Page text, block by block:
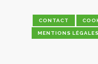
CONTACT
MENTIONS LÉGALES